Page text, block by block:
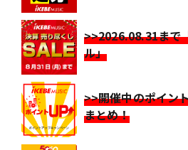
>>2026.08.31まで
ル」
>>開催中のポイン
まとめ！